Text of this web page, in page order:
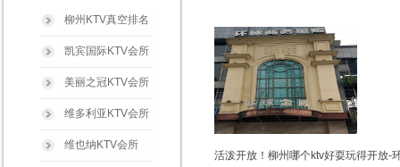
活泼开放！柳州哪个ktv好耍玩得开放-
柳州KTV真空排名
凯宾国际KTV会所
美丽之冠KTV会所
维多利亚KTV会所
维也纳KTV会所